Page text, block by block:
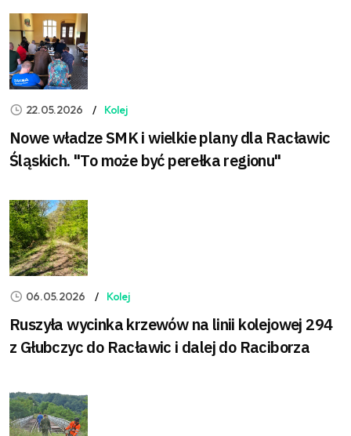
22.05.2026 Kolej
Nowe władze SMK i wielkie plany dla Racławic
Śląskich. "To może być perełka regionu"
06.05.2026 Kolej
Ruszyła wycinka krzewów na linii kolejowej 294
z Głubczyc do Racławic i dalej do Raciborza